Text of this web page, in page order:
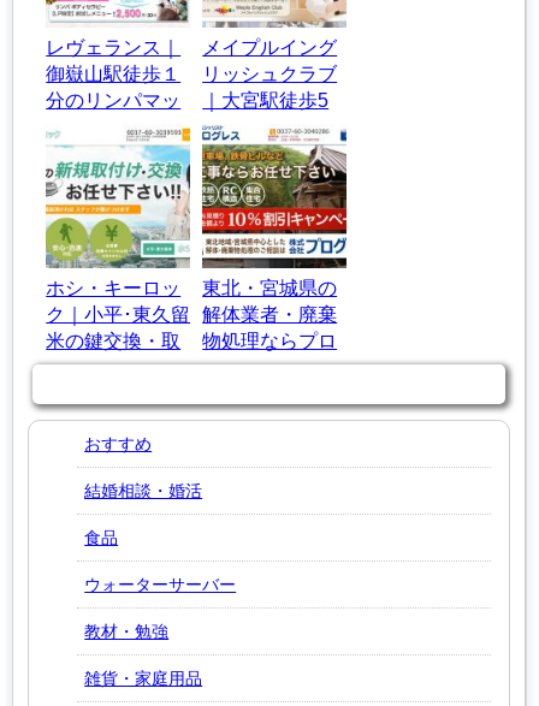
レヴェランス｜
御嶽山駅徒歩１
分のリンパマッ
サージサロン
メイプルイング
リッシュクラブ
｜大宮駅徒歩5
分の英語教室・
英会話スクール
ホシ・キーロッ
ク｜小平･東久留
米の鍵交換・取
付け1時間以内
東北・宮城県の
解体業者・廃棄
物処理ならプロ
グレスにお任
おすすめ
結婚相談・婚活
食品
ウォーターサーバー
教材・勉強
雑貨・家庭用品